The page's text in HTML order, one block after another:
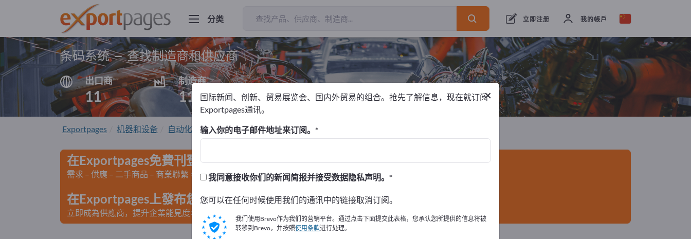
分类 立即注册 我的帳戶
条码系统 – 查找制造商和供应商
出口商
11
制造商
11
出口商11 制造商
Exportpages 机器和设备 自动化与机器人 自动化技术 自动化系统
在Exportpages免費刊登廣告！
需求 – 供應 – 二手商品 – 商業聯繫 >> 由此開始
在Exportpages上發布您的公司與產品資訊。
立即成為供應商，提升企業能見度>> 點此發布資訊
×
国际新闻、创新、贸易展览会、国内外贸易的组合。抢先了解信息，现在就订阅
Exportpages通讯。
输入你的电子邮件地址来订阅。
我同意接收你们的新闻简报并接受数据隐私声明。
您可以在任何时候使用我们的通讯中的链接取消订阅。
我们使用Brevo作为我们的营销平台。通过点击下面提交此表格，您承认您所提供的信息将被
转移到Brevo，并按照使用条款进行处理。